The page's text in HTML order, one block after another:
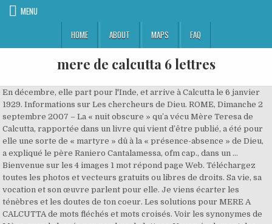
MENU
HOME
ABOUT MAPS FAQ
mere de calcutta 6 lettres
En décembre, elle part pour l'Inde, et arrive à Calcutta le 6 janvier 1929. Informations sur Les chercheurs de Dieu. ROME, Dimanche 2 septembre 2007 – La « nuit obscure » qu’a vécu Mère Teresa de Calcutta, rapportée dans un livre qui vient d’être publié, a été pour elle une sorte de « martyre » dû à la « présence-absence » de Dieu, a expliqué le père Raniero Cantalamessa, ofm cap., dans un … Bienvenue sur les 4 images 1 mot répond page Web. Téléchargez toutes les photos et vecteurs gratuits ou libres de droits. Sa vie, sa vocation et son œuvre parlent pour elle. Je viens écarter les ténèbres et les doutes de ton coeur. Les solutions pour MERE A CALCUTTA de mots fléchés et mots croisés. Voir les synonymes de Mère-grand classés par nombre de lettres. Voyez également des listes de mots commençant par, se terminant par ou contenant des lettres de votre choix. Les réponses sont réparties de la façon suivante : Conseils pour réussir une grille de mots-fléchés, Les affluents des fleuves dans les mots-fléchés, Les départements français triés par nombre de lettres, Les préfectures françaises triées par nombre de lettres, Les jeux de cartes triés par nombre de lettres, Les îles grecques triées par nombre de lettres, Les présidents des USA triés par nombre de lettres, Les présidents de la République Française triés par nombre de lettres, Traduction des nombres de 0 à 10 dans plusieurs langues, Solution pour : DES FRUITS ET DES FLOCONS, PRIERE CHANTEE DEDIEE A LA MERE DE JESUS CHRIST. Née le … Je viens avec mon pouvoir capable de te porter toi-même et de porter tous tes fardeaux. Un drame qui explore la vie de Mère Teresa à travers des lettres qu'elle écrivait à son ami de longue date et conseiller spirituel, le Père Céleste van Exem sur une période de près de 50 ans. Documentation catholique. de la chose, de l'être, de l'action en question. Utilisez-les dans des dessins et modèles commerciaux avec des droits à vie, perpétuels et mondiaux. La meilleure citation de Mère Teresa préférée des internautes. Un total de 21 résultats a été affiché. Les Lettres de Mère Teresa - Bande-annonce VF En DVD le 7 septembre 2016 Soyez les témoins privilégiés de ce portrait intime et émouvant de Mère Teresa, infatigable défenseur des pauvres et des laissés pour compte. Mère Teresa De Calcutta Saint-Religieuse De La Charité - d'autres PNG 497*524 131.31 KB Mère Teresa: Le sourire de Calcutta Mother Teresa: The Smile of Calcutta Saint Canonization - enfant PNG 2000*2000 1.78 MB 513*513 Parmi les réponses que vous trouverez ici, nous pensons que le meilleur est Linière à 7 lettres, en cliquant dessus ou sur d'autres mots, vous pouvez trouver des mots similaires et des synonymes qui peuvent vous aider à compléter le puzzle de mots croisés. Qu'elles peuvent être les solutions possibles ? Lettres expertes. "En découvrant les lettres inédites de mère Teresa à ses confesseurs, "Viens, sois ma lumière : Les écrits intimes de mère Teresa de Calcutta", j’ai voulu comprendre la logique de cette posture-là, comprendre comment ça marche", explique Carine Lefebvre-Quennell qui a réalisé pour la case infrarouge de France 2 Mère Teresa, la folie de Dieu ** . Ma chère maman Ma chère mamanJ’ai souvent eu envie de te dire de belles choses. 70 citations de Mère Teresa - Ses plus belles pensées Citations de Mère Teresa Sélection de 70 citations et phrases de Mère Teresa - Découvrez un proverbe, une phrase, une parole, une pensée, une formule, un dicton ou une citation de Mère Teresa issus de romans, d'extraits courts de livres, essais, discours ou entretiens de l'auteur. Rechercher. Cinéma Les lettres de ma mère . Pour voir la réponse, choisir le type de recherche par les lettres ou par longueur de mot. Voir les synonymes de Mère-grand classés par ordre alphabétique. Unique, dans le sens que tu n’as pas de frère, ni de sœur. Découvrez les bonnes réponses, synonymes et autres types d'aide pour résoudre chaque puzzle. Dès qu’elle commence le travail auprès des pauvres, des malades, des mourants, des orphelins, mère Teresa ne sent plus Dieu. Résultats de la recherche pour mots de 6 lettres avec w en utilisant le chercheur de mots WORdER. Nous aimerions vous remercier de votre visite. Il permet également de trouver des termes plus adéquat pour restituer un trait caractéristique, le but, la fonction, etc. Un film qui explore la vie de Mère Teresa à travers des lettres qu'elle écrivait à son ami de longue date et conseiller spirituel , le Père Céleste van Exem, sur une période de près de 50 ans. Dans de nombreux pays, Mère Teresa a prêté son nom à une grande variété de lieux. Solution pour TERRE MÈRE DE BIEN DES FILS dans les mots croisés, mots flèches et 1 autres réponses possibles. En décembre, elle part pour l’Inde, et arrive à Calcutta le 6 janvier 1929. ROME, Dimanche 2 septembre 2007 (ZENIT.org) – La « nuit obscure » qu’a vécu Mère Teresa de Calcutta, rapportée dans un livre qui vient d’être publié, a été pour elle une sorte de « martyre » dû à la « présence-absence » de Dieu, a expliqué le père Raniero Cantalamessa, ofm cap., dans un entretien à Radio Vatican. Les synonymes sont classés par ordre de pertinence. L'Utilisation de ces marques … C'est un dictionnaire pour les mots croisés et mots fléchés. Un film qui explore la vie de Mère Teresa à travers des lettres qu'elle écrivait à son ami de longue date et conseiller spirituel , le Père Céleste van Exem, sur une période de près de 50 ans. Liste des citations de Mère Teresa classées par thématique. mère à calcutta — Solutions pour Mots fléchés et mots croisés. Amazon.fr - Achetez Les Lettres de Mere Teresa-DVD à petit prix. Retrouvez infos & avis sur une large sélection de DVD & Blu-ray neufs ou d'occasion. Louise, je m’adresse à vous parce que je n’ai plus de contact avec ma fille. Petite de stature, avec une foi solide comme le roc, Mère Teresa de Calcutta, se vit confier la mission de proclamer la soif infinie de l'amour de Dieu pour l'humanité, en particulier pour les plus pauvres des pauvres, Dieu aime toujours le monde et Il nous envoie, vous et moi, pour être son amour et sa compassion auprès des pauvres. 6 synonymes de Mère-grand ont été trouvés. Là, elle reçut le nom de Sœur Mary Teresa, après Sainte Thérèse de Lisieux. Les synonymes sont classés par ordre de pertinence. Découvrez les bonnes réponses, synonymes et autres types d'aide pour résoudre chaque puzzle, Pratique courante chez les ecclesiastiques, Confirme que le pays basque est une region bien arrosee, Cineaste indien realisateur de calcutta 71 precurseur du nouveau cinema indien, Régime de dépendance par rapport à quelqu’un. Lettres connues et inconnues Entrez les lettres connues dans l'ordre et remplacez les lettres inconnues par un espace, un point, une virgule ou une étoile. Maman, quelle jolie appellation! Voici les règles à connaitre ainsi qu'une lettre-type de témoignage pour vous aider dans vos démarches. Tous à Calcutta connaissent le dévouement aux pauvres de Gonxha (Agnès) Bojaxhiu, née dans l'actuelle Macédoine, le … «Une décision de Rome ne changerait rien pour les gens de Calcutta : pour eux, elle intercède déjà auprès de Dieu», estime le P. Hansal Souza, un proche de la congrégation. Que cherchez-vous? Il y a 17991 mots de six lettres : ABACAS ABALES ABAQUE ... ZYMASE ZYTHON ZYTHUM. Voir les synonymes de Mère-grand classés par ordre alphabétique. Vos Teresa images sont prêtes. SS. Un drame qui explore la vie de Mère Teresa à travers des lettres qu'elle écrivait à son ami de longue date et conseiller spirituel, le Père Céleste van Exem sur une période de près de 50 ans. Les Lettres de Mère Teresa {Regarder-Film} Film { Streaming Complet en VF Gratuit} - VF, voir Les Lettres de Mère Teresa gratuit 2015 Soyez les témoins privi motscroisés.fr n'est pas affilié à SCRABBLE®, Mattel®, Spear®, Hasbro®, Zynga® with Friends de quelque manière que ce soit. Les articles sur Urbi & Orbi Voir les synonymes de Mère-grand classés par nombre de lettres. Outil de recherche de tous les mots contenant une séquence de lettres proposée, recherche de motifs ou suite de lettres, de mots avec certaines lettres mais pas d'autres etc. 4 images 1 mot solution 6 Lettres. Dans la section Culture. Dreamstime est la plus grande communauté mondiale de photographes de banque d'images. ... → 19 octobre 2003, homélie du pape Jean-Paul II lors de la béatification de Mère Teresa de Calcutta à Rome. La solution à ce puzzle est constituéè de 6 lettres et commence par la lettre T. Les solutions pour MERE DE CALCUTTA de mots fléchés et mots croisés. Malgré sa En décembre, elle part pour l’Inde, et arrive à Calcutta le 6 janvier 1929. Enfin, le dictionnaire des synonymes permet d’éviter une répétition de mots dans le même texte afin d’améliorer le style de … Ce moteur est consacré à la recherche de mots spécifiquement pour les mots croisés et mots fléchés. 6 synonymes de Mère-grand ont été trouvés. Le 24 mai 1937, Sœur Teresa fit ses vœux perpétuels devenant, comme elle disait, “l’épouse de Jésus” pour “toute l’éternité.” A partir de ce moment-là, elle fut appelée Mère Teresa. : Fondatrice; Naissance 26 août 1910 Skopje (Vilayet du Kosovo) : Décès 5 septembre 1997 (à 87 ans) Calcutta () : Nom de naissance Liste de tous les mots de 6 lettres. Liste des mots de 6 lettres terminant avec les lettres OIS. Mère Teresa de Calcutta, la «sainte des caniveaux», qui doit être canonisée dimanche au Vatican, a passé sa vie à soulager la misère la plus sordide. 70 citations de Mère Teresa - Ses plus belles pensées Citations de Mère Teresa Sélection de 70 citations et phrases de Mère Teresa - Découvrez un proverbe, une phrase, une parole, une pensée, une formule, un dicton ou une citation de Mère Teresa issus de romans, d'extraits courts de livres, essais, discours ou entretiens de l'auteur. Calcutta ou Kolkata depuis 2001 [Note 1] (bengali : কলক ত , hindi : क लक त ) est une ville du Nord-Est de l'Inde.Capitale du Bengale-Occidental, située sur la rive gauche du fleuve Hooghly, Ko